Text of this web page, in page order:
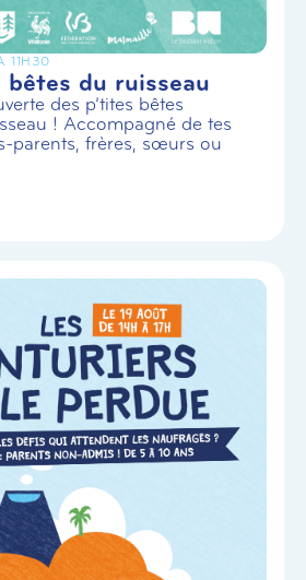
11H30
du ruisseau
des p’tites bêtes
! Accompagné de tes
parents, frères, sœurs ou